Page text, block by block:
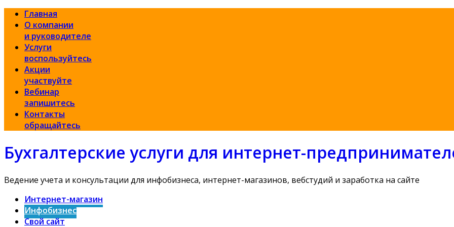
Главная
О компании
и руководителе
Услуги
воспользуйтесь
Акции
участвуйте
Вебинар
запишитесь
Контакты
обращайтесь
Бухгалтерские услуги для интернет-
Ведение учета и консультации для инфобизнеса, интернет-магазинов, вебстудий и заработка на сайте
Интернет-магазин
Инфобизнес
Свой сайт